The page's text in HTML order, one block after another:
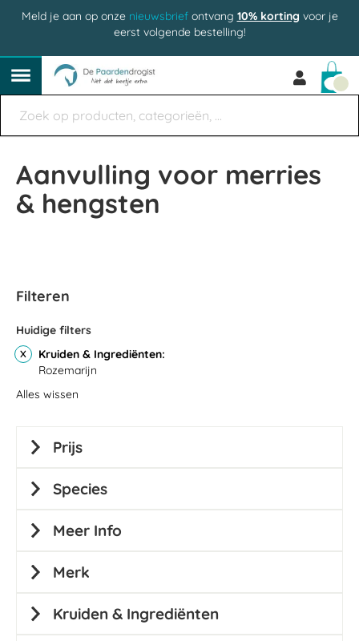
Meld je aan op onze nieuwsbriefontvang 10% korting voor je
eerst volgende bestelling!
Aanvulling voor merries
& hengsten
Filteren
Huidige filters
Kruiden & Ingrediënten
Rozemarijn
Alles wissen
Prijs
Species
Meer Info
Merk
Kruiden & Ingrediënten